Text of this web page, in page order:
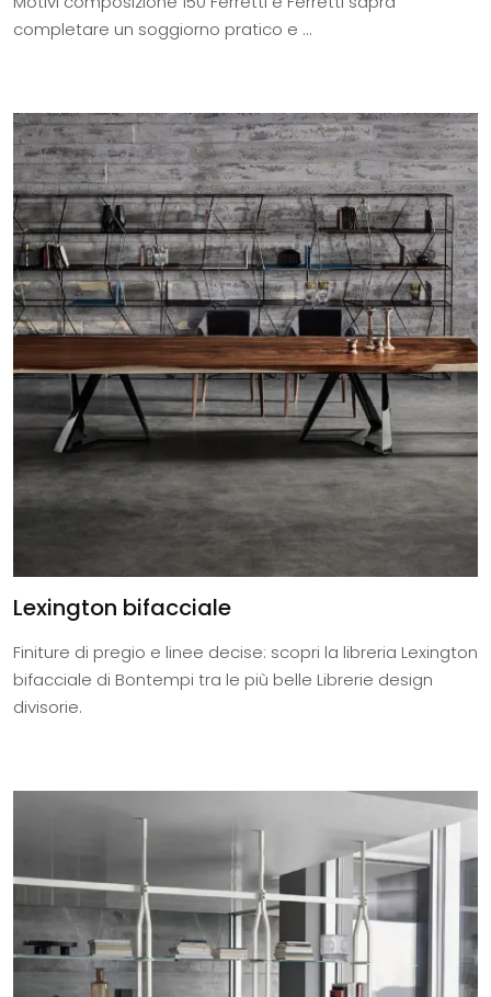
completare un soggiorno pratico e ...
Lexington bifacciale
Finiture di pregio e linee decise: scopri la libreria Lexington
bifacciale di Bontempi tra le più belle Librerie design
divisorie.